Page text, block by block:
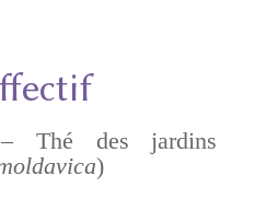
Thé des jardins
)